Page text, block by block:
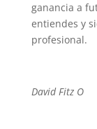
ganancia a
entiendes y
profesional.
David Fitz O